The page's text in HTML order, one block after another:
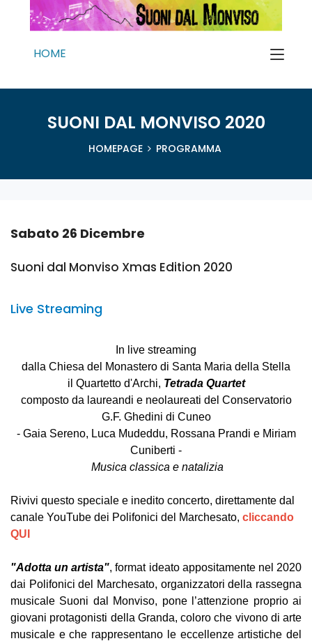
HOME
SUONI DAL MONVISO 2020
HOMEPAGE PROGRAMMA
Sabato 26 Dicembre
Suoni dal Monviso Xmas Edition 2020
Live Streaming
In live streaming
dalla Chiesa del Monastero di Santa Maria della Stella
il Quartetto d'Archi, Tetrada Quartet
composto da laureandi e neolaureati del Conservatorio
G.F. Ghedini di Cuneo
- Gaia Sereno, Luca Mudeddu, Rossana Prandi e Miriam
Cuniberti -
Musica classica e natalizia
Rivivi questo speciale e inedito concerto, direttamente dal
canale YouTube dei Polifonici del Marchesato, cliccando
QUI
"Adotta un artista", format ideato appositamente nel 2020
dai Polifonici del Marchesato, organizzatori della rassegna
musicale Suoni dal Monviso, pone l’attenzione proprio ai
giovani protagonisti della Granda, coloro che vivono di arte
musicale e che rappresentano le eccellenze artistiche del